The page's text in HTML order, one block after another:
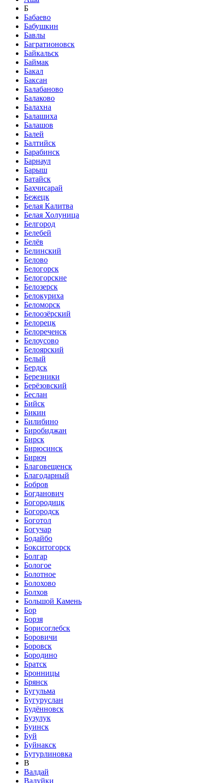
Б
Бабаево
Бабушкин
Бавлы
Багратионовск
Байкальск
Баймак
Бакал
Баксан
Балабаново
Балаково
Балахна
Балашиха
Балашов
Балей
Балтийск
Барабинск
Барнаул
Барыш
Батайск
Бахчисарай
Бежецк
Белая Калитва
Белая Холуница
Белгород
Белебей
Белёв
Белинский
Белово
Белогорск
Белогорскне
Белозерск
Белокуриха
Беломорск
Белоозёрский
Белорецк
Белореченск
Белоусово
Белоярский
Белый
Бердск
Березники
Берёзовский
Беслан
Бийск
Бикин
Билибино
Биробиджан
Бирск
Бирюсинск
Бирюч
Благовещенск
Благодарный
Бобров
Богданович
Богородицк
Богородск
Боготол
Богучар
Бодайбо
Бокситогорск
Болгар
Бологое
Болотное
Болохово
Болхов
Большой Камень
Бор
Борзя
Борисоглебск
Боровичи
Боровск
Бородино
Братск
Бронницы
Брянск
Бугульма
Бугуруслан
Будённовск
Бузулук
Буинск
Буй
Буйнакск
Бутурлиновка
В
Валдай
Валуйки